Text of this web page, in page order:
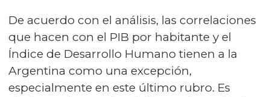
De acuerdo con el análisis, las correlaciones
que hacen con el PIB por habitante y el
Índice de Desarrollo Humano tienen a la
Argentina como una excepción,
especialmente en este último rubro. Es